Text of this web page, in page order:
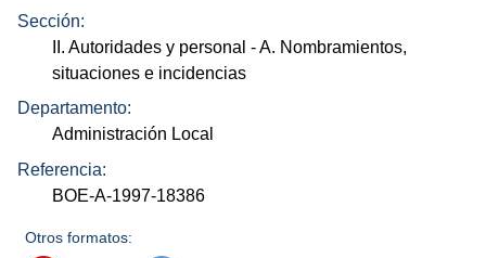
Sección:
II. Autoridades y personal - A. Nombramientos,
situaciones e incidencias
Departamento:
Administración Local
Referencia:
BOE-A-1997-18386
Otros formatos: